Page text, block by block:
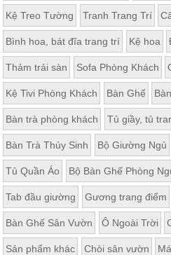
Kệ Treo Tường Tranh Trang Trí
Bình hoa, bát đĩa trang trí Kệ hoa
Thảm trải sàn Sofa Phòng Khách
Kệ Tivi Phòng Khách Bàn Ghế
Bàn trà phòng khách Tủ giầy, tủ
Bàn Trà Thủy Sinh Bộ Giường Ngủ
Tủ Quần Áo Bộ Bàn Ghế Phòng
Tab đầu giường Gương trang điểm
Bàn Ghế Sân Vườn Ô Ngoài Trời
Sản phẩm khác Chòi sân vườn